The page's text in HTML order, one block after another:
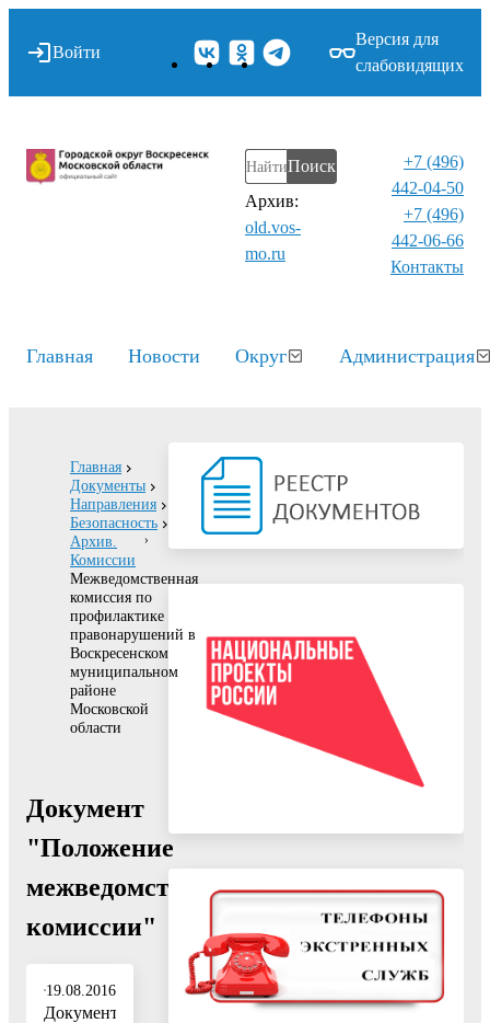
Войти
Версия для
слабовидящих
Поиск
Архив:
old.vos-
mo.ru
+7 (496)
442-04-50
+7 (496)
442-06-66
Контакты⁠
Главная Новости Округ Администрация
Главная
Документы
Направления
Безопасность
Архив.
Комиссии
Межведомственная
комиссия по
профилактике
правонарушений в
Воскресенском
муниципальном
районе
Московской
области
Документ
"Положение
межведомственной
комиссии"
19.08.2016
Документ: